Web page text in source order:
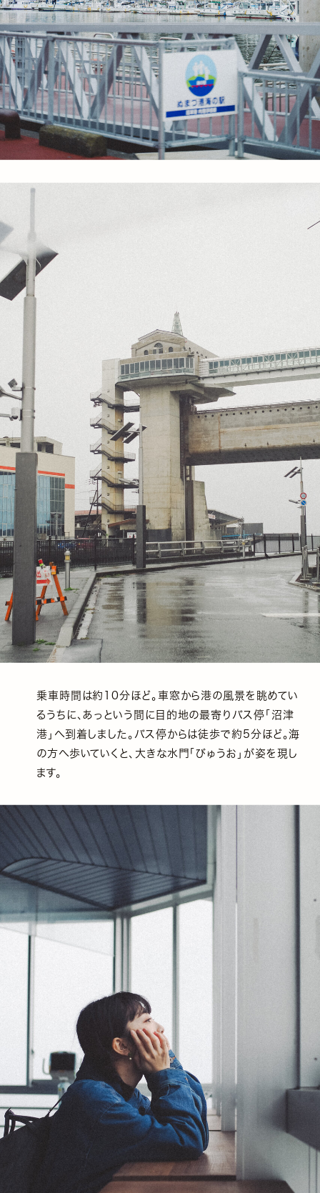
乗車時間は約10分ほど。車窓から港の風景を眺めてい
るうちに、あっという間に目的地の最寄りバス停「沼津
港」へ到着しました。バス停からは徒歩で約5分ほど。海
の方へ歩いていくと、大きな水門「びゅうお」が姿を現し
ます。